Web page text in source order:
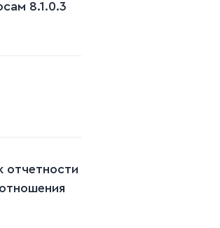
8.1.0.3
отчетности